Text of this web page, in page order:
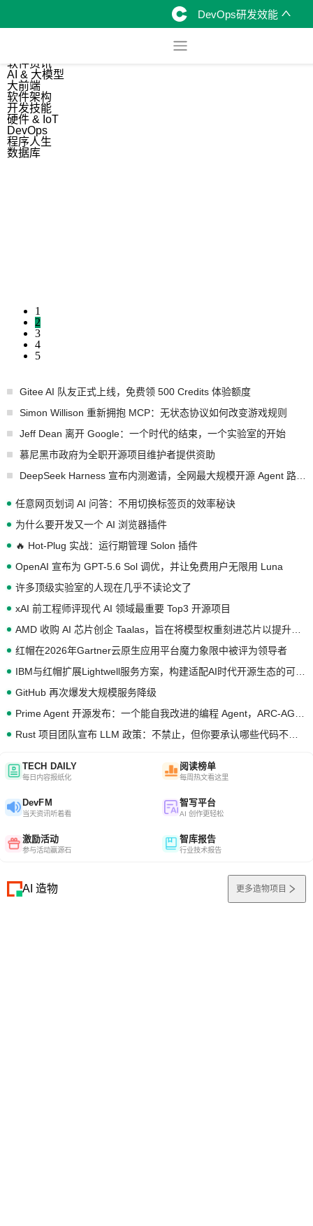
DevOps研发效能
软件资讯
AI & 大模型
大前端
软件架构
开发技能
硬件 & IoT
DevOps
程序人生
数据库
1
2
3
4
5
Gitee AI 队友正式上线，免费领 500 Credits 体验额度
Simon Willison 重新拥抱 MCP：无状态协议如何改变游戏规则
Jeff Dean 离开 Google：一个时代的结束，一个实验室的开始
慕尼黑市政府为全职开源项目维护者提供资助
任意网页划词 AI 问答：不用切换标签页的效率秘诀
为什么要开发又一个 AI 浏览器插件
🔥 Hot-Plug 实战：运行期管理 Solon 插件
OpenAI 宣布为 GPT-5.6 Sol 调优，并让免费用户无限用 Luna
许多顶级实验室的人现在几乎不读论文了
xAI 前工程师评现代 AI 领域最重要 Top3 开源项目
红帽在2026年Gartner云原生应用平台魔力象限中被评为领导者
GitHub 再次爆发大规模服务降级
TECH DAILY
每日内容报纸化
阅读榜单
每周热文看这里
DevFM
当天资讯听着看
智写平台
AI 创作更轻松
激励活动
参与活动赢源石
智库报告
行业技术报告
AI 造物 更多造物项目